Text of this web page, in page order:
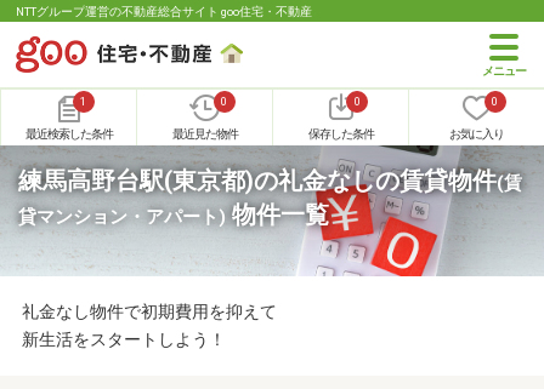
NTTグループ運営の不動産総合サイト goo住宅・不動産
1
最近検索した条件
0
最近見た物件
0
保存した条件
0
お気に入り
練馬高野台駅(東京都)の礼金なしの賃貸物件(賃
貸マンション・アパート) 物件一覧
礼金なし物件で初期費用を抑えて
新生活をスタートしよう！